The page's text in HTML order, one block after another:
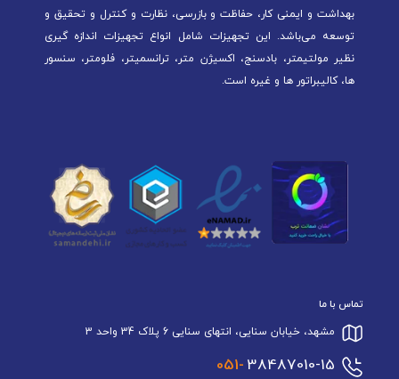
بهداشت و ایمنی کار، حفاظت و بازرسی، نظارت و کنترل و تحقیق و
توسعه می‌باشد. این تجهیزات شامل انواع تجهیزات اندازه گیری
نظیر مولتیمتر، بادسنج، اکسیژن متر، ترانسمیتر، فلومتر، سنسور
ها، کالیبراتور ها و غیره است.
تماس با ما
مشهد، خیابان سنایی، انتهای سنایی 6 پلاک 34 واحد 3
051- 38487010-15